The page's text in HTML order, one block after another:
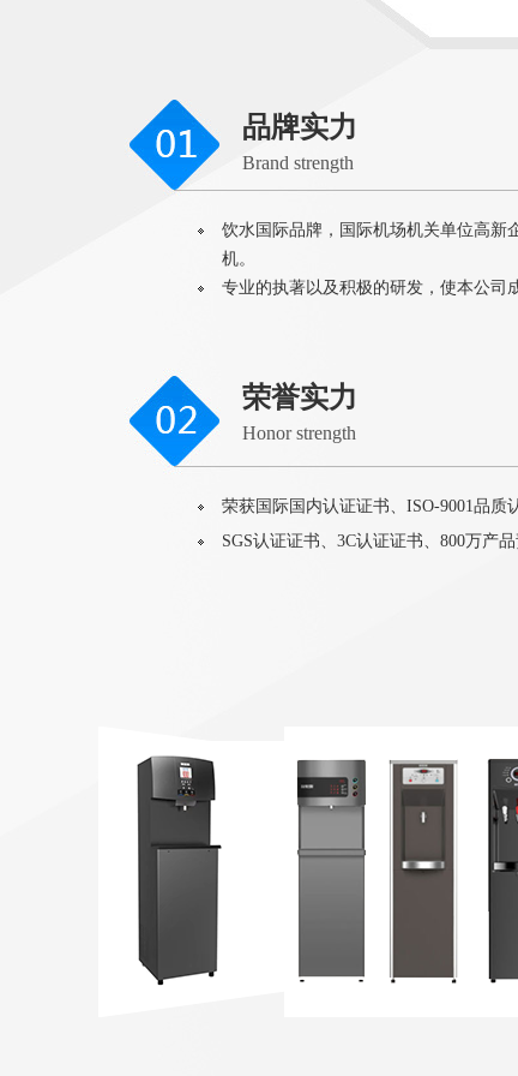
品牌实力
Brand strength
饮水国际品牌，国际机场机关单位高新
机。
专业的执著以及积极的研发，使本公司
荣誉实力
Honor strength
荣获国际国内认证证书、ISO-9001品质
SGS认证证书、3C认证证书、800万产